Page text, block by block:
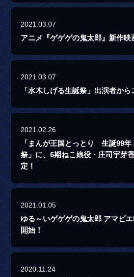
2021.03.07
アニメ『ゲゲゲの鬼太郎』新作映
2021.03.07
「水木しげる生誕祭」出演者から
2021.02.26
「まんが王国とっとり 生誕99年
祭」に、6期ねこ娘役・庄司宇芽
定！
2021.01.05
ゆる～いゲゲゲの鬼太郎 アマビ
開始！
2020.11.24